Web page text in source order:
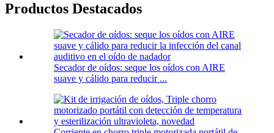
Productos Destacados
Secador de oídos: seque los oídos con AIRE
suave y cálido para reducir ...